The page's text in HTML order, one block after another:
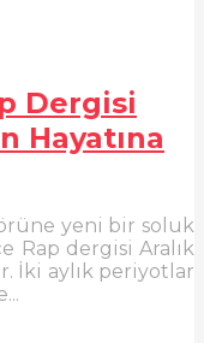
Dergisi
Hayatına
yeni bir soluk
Rap dergisi Aralık
İki aylık periyotlar